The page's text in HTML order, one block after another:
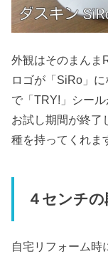
外観はそのまんま
ロゴが「SiRo」
で「TRY!」シール
お試し期間が終了
種を持ってくれま
４センチ
自宅リフォーム時